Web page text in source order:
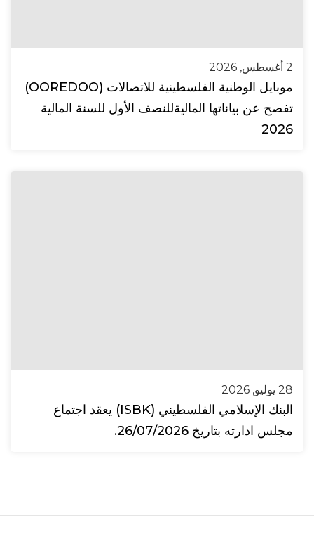
2 أغسطس, 2026
موبايل الوطنية الفلسطينية للاتصالات (OOREDOO)
تفصح عن بياناتها الماليةللنصف الأول للسنة المالية
2026
28 يوليو, 2026
البنك الإسلامي الفلسطيني (ISBK) يعقد اجتماع
مجلس ادارته بتاريخ 26/07/2026.